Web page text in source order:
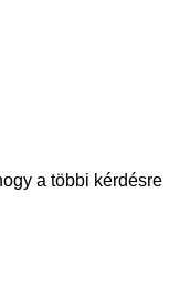
a többi kérdésre